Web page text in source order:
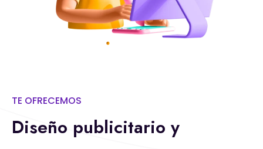
TE OFRECEMOS
Diseño publicitario y